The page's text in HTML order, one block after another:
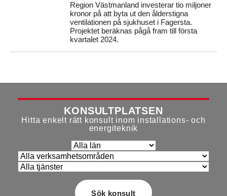
Region Västmanland investerar tio miljoner
kronor på att byta ut den ålderstigna
ventilationen på sjukhuset i Fagersta.
Projektet beräknas pågå fram till första
kvartalet 2024.
KONSULTPLATSEN
Hitta enkelt rätt konsult inom installations- och
energiteknik